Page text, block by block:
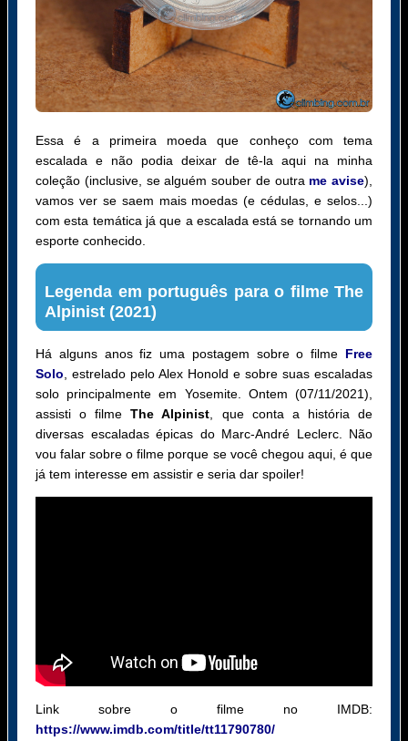
Essa é a primeira moeda que conheço com tema
escalada e não podia deixar de tê-la aqui na minha
coleção (inclusive, se alguém souber de outra me avise),
vamos ver se saem mais moedas (e cédulas, e selos...)
com esta temática já que a escalada está se tornando um
esporte conhecido.
Legenda em português para o filme The
Alpinist (2021)
Há alguns anos fiz uma postagem sobre o filme Free
Solo , estrelado pelo Alex Honold e sobre suas escaladas
solo principalmente em Yosemite. Ontem (07/11/2021),
assisti o filmeThe Alpinist , que conta a história de
diversas escaladas épicas do Marc-André Leclerc. Não
vou falar sobre o filme porque se você chegou aqui, é que
já tem interesse em assistir e seria dar spoiler!
Link sobre o filme no IMDB:
https://www.imdb.com/title/tt11790780/